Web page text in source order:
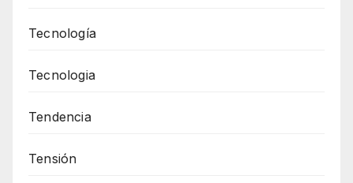
Tecnología
Tecnologia
Tendencia
Tensión